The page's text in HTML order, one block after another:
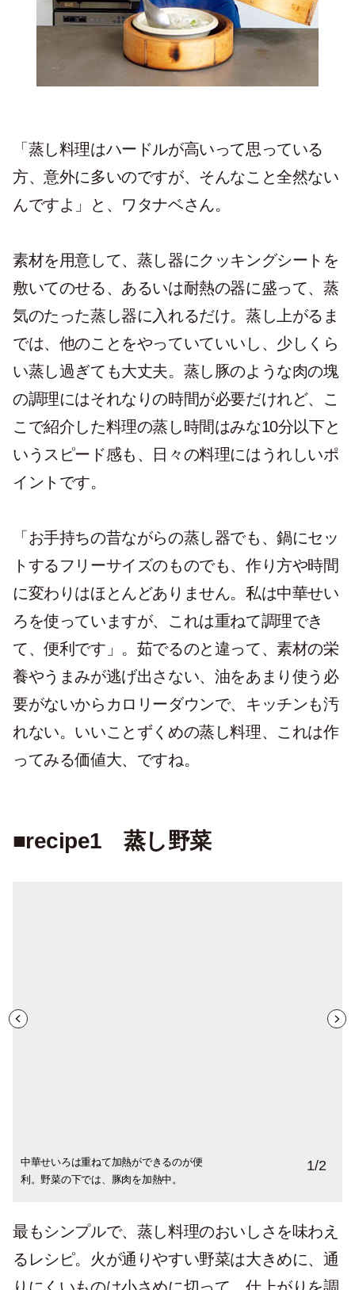
「蒸し料理はハードルが高いって思っている
方、意外に多いのですが、そんなこと全然ない
んですよ」と、ワタナベさん。
素材を用意して、蒸し器にクッキングシートを
敷いてのせる、あるいは耐熱の器に盛って、蒸
気のたった蒸し器に入れるだけ。蒸し上がるま
では、他のことをやっていていいし、少しくら
い蒸し過ぎても大丈夫。蒸し豚のような肉の塊
の調理にはそれなりの時間が必要だけれど、こ
こで紹介した料理の蒸し時間はみな10分以下と
いうスピード感も、日々の料理にはうれしいポ
イントです。
「お手持ちの昔ながらの蒸し器でも、鍋にセッ
トするフリーサイズのものでも、作り方や時間
に変わりはほとんどありません。私は中華せい
ろを使っていますが、これは重ねて調理でき
て、便利です」。茹でるのと違って、素材の栄
養やうまみが逃げ出さない、油をあまり使う必
要がないからカロリーダウンで、キッチンも汚
れない。いいことずくめの蒸し料理、これは作
ってみる価値大、ですね。
■recipe1 蒸し野菜
中華せいろは重ねて加熱ができるのが便
利。野菜の下では、豚肉を加熱中。
バゲットと野菜を一緒に蒸して、朝食に。 1/2
最もシンプルで、蒸し料理のおいしさを味わえ
るレシピ。火が通りやすい野菜は大きめに、通